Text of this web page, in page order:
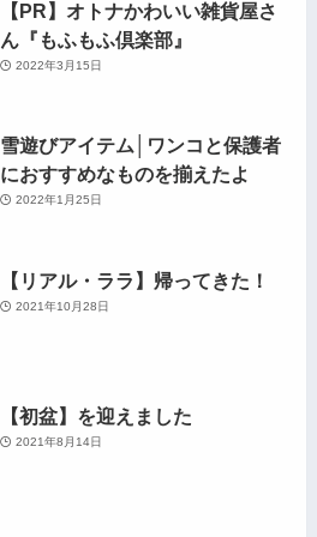
【PR】オトナかわいい雑貨屋さ
ん『もふもふ倶楽部』
2022年3月15日
雪遊びアイテム│ワンコと保護者
におすすめなものを揃えたよ
2022年1月25日
【リアル・ララ】帰ってきた！
2021年10月28日
【初盆】を迎えました
2021年8月14日